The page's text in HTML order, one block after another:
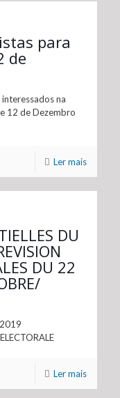
para
de
na
12 de Dezembro
Ler mais
DU
DU 22
2019
Ler mais